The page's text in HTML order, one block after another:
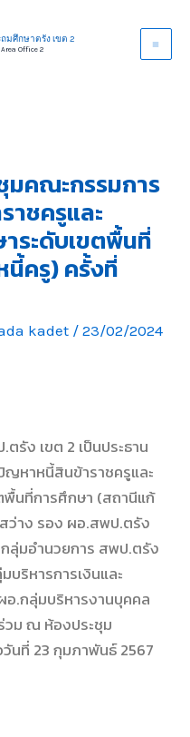
มศึกษาตรัง เขต 2
Office 2
มคณะกรรมการ
ชครูและ
ระดับเขตพื้นที่
ครู) ครั้งที่
kadet / 23/02/2024
ง เขต 2 เป็นประธาน
ญหาหนี้สินข้าราชครูและ
พื้นที่การศึกษา (สถานีแก้
ว่าง รอง ผอ.สพป.ตรัง
ลุ่มอำนวยการ สพป.ตรัง
ริหารการเงินและ
.กลุ่มบริหารงานบุคคล
วม ณ ห้องประชุม
นที่ 23 กุมภาพันธ์ 2567